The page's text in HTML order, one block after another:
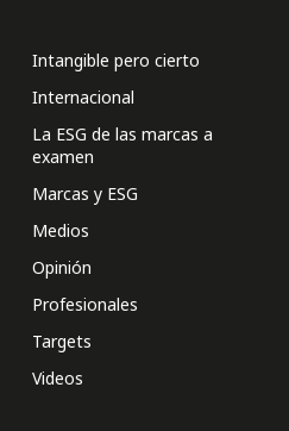
Intangible pero cierto
Internacional
La ESG de las marcas a
examen
Marcas y ESG
Medios
Opinión
Profesionales
Targets
Videos